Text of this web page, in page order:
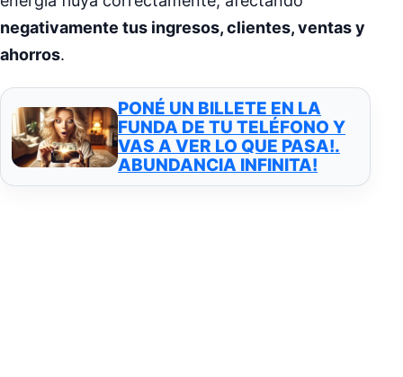
negativamente tus ingresos, clientes, ventas y
ahorros.
PONÉ UN BILLETE EN LA
FUNDA DE TU TELÉFONO Y
VAS A VER LO QUE PASA!.
ABUNDANCIA INFINITA!